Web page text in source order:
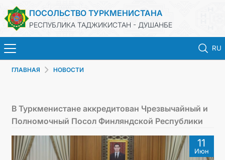
ПОСОЛЬСТВО ТУРКМЕНИСТАНА
РЕСПУБЛИКА ТАДЖИКИСТАН - ДУШАНБЕ
RU
ТУРКМЕНИСТАН
КОНСУЛЬСКИЕ УСЛУГИ
ГЛАВНАЯ НОВОСТИ
В Туркменистане аккредитован Чрезвычайный и
Полномочный Посол Финляндской Республики
11
Июн